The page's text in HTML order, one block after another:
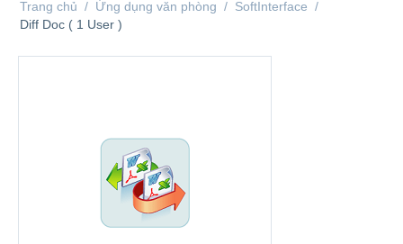
Trang chủ / Ứng dụng văn phòng / SoftInterface /
Diff Doc ( 1 User )